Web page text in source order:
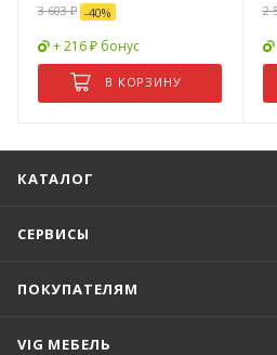
3 603₽ -40%
+ 216 ₽ бонус
В КОРЗИНУ
2
КАТАЛОГ
СЕРВИСЫ
ПОКУПАТЕЛЯМ
VIG МЕБЕЛЬ